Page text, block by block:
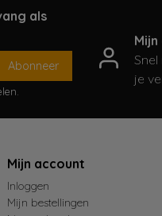
als
Abonneer
je
Mijn account
Inloggen
Mijn bestellingen